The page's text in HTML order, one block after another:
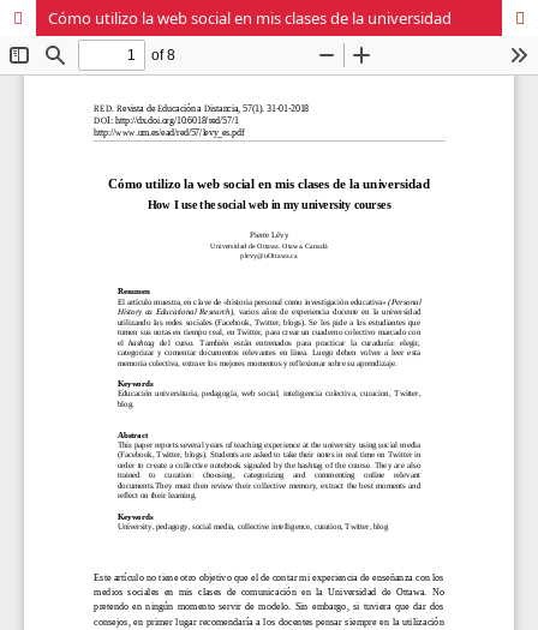
Cómo utilizo la web social en mis clases de la universidad